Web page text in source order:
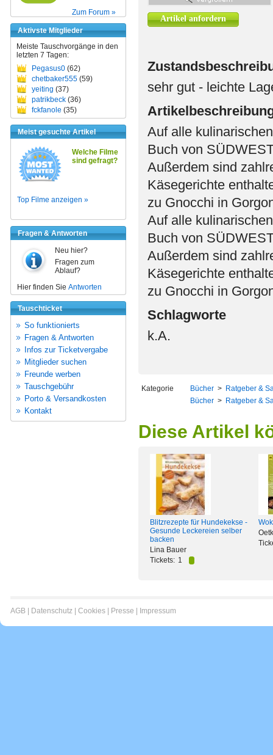
Zum Forum »
Aktivste Mitglieder
Meiste Tauschvorgänge in den
letzten 7 Tagen:
Pegasus0 (62)
chetbaker555 (59)
yeiting (37)
patrikbeck (36)
fckfanole (35)
Meist gesuchte Artikel
Welche Filme
sind gefragt?
Top Filme anzeigen »
Fragen & Antworten
Neu hier?
Fragen zum
Ablauf?
Hier finden Sie Antworten
Tauschticket
So funktionierts
Fragen & Antworten
Infos zur Ticketvergabe
Mitglieder suchen
Freunde werben
Tauschgebühr
Porto & Versandkosten
Kontakt
Artikel anfordern
sehr gut - leichte
Auf alle
Buch von
Außerdem sind
Käsegerichte
zu Gnocchi in
Auf alle
Buch von
Außerdem sind
Käsegerichte
zu Gnocchi in
Schlagworte
k.A.
Kategorie Bücher > Ratgeber &
Bücher > Ratgeber &
Diese Artikel
Blitzrezepte für Hundekekse -
Gesunde Leckereien selber
backen
Lina Bauer
Tickets: 1
Wok
AGB Datenschutz Cookies Presse Impressum